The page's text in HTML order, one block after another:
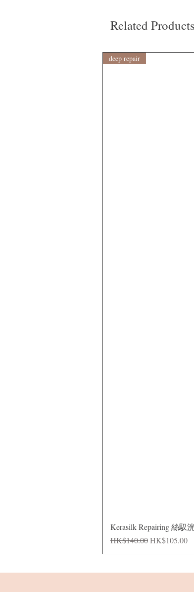
Related Products
deep repair
Kerasilk Repairing 絲馭
Regular Price
HK$140.00Sale Price
HK$105.00